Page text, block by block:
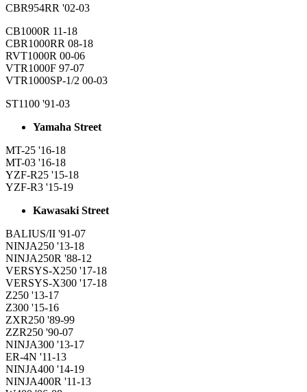
CBR954RR '02-03
CB1000R 11-18
CBR1000RR 08-18
RVT1000R 00-06
VTR1000F 97-07
VTR1000SP-1/2 00-03
ST1100 '91-03
Yamaha Street
MT-25 '16-18
MT-03 '16-18
YZF-R25 '15-18
YZF-R3 '15-19
Kawasaki Street
BALIUS/II '91-07
NINJA250 '13-18
NINJA250R '88-12
VERSYS-X250 '17-18
VERSYS-X300 '17-18
Z250 '13-17
Z300 '15-16
ZXR250 '89-99
ZZR250 '90-07
NINJA300 '13-17
ER-4N '11-13
NINJA400 '14-19
NINJA400R '11-13